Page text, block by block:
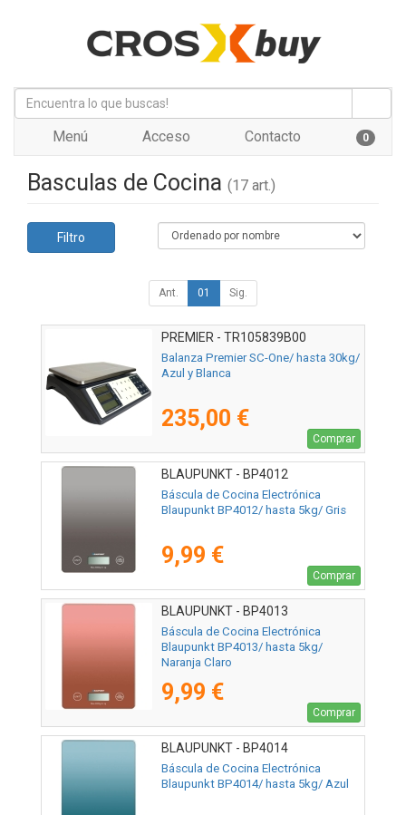
Menú Acceso Contacto 0
Basculas de Cocina (17 art.)
Filtro
Ant. 01 Sig.
PREMIER - TR105839B00
Balanza Premier SC-One/ hasta 30kg/
Azul y Blanca
235,00 €
Comprar
BLAUPUNKT - BP4012
Báscula de Cocina Electrónica
Blaupunkt BP4012/ hasta 5kg/ Gris
9,99 €
Comprar
BLAUPUNKT - BP4013
Báscula de Cocina Electrónica
Blaupunkt BP4013/ hasta 5kg/
Naranja Claro
9,99 €
Comprar
BLAUPUNKT - BP4014
Báscula de Cocina Electrónica
Blaupunkt BP4014/ hasta 5kg/ Azul